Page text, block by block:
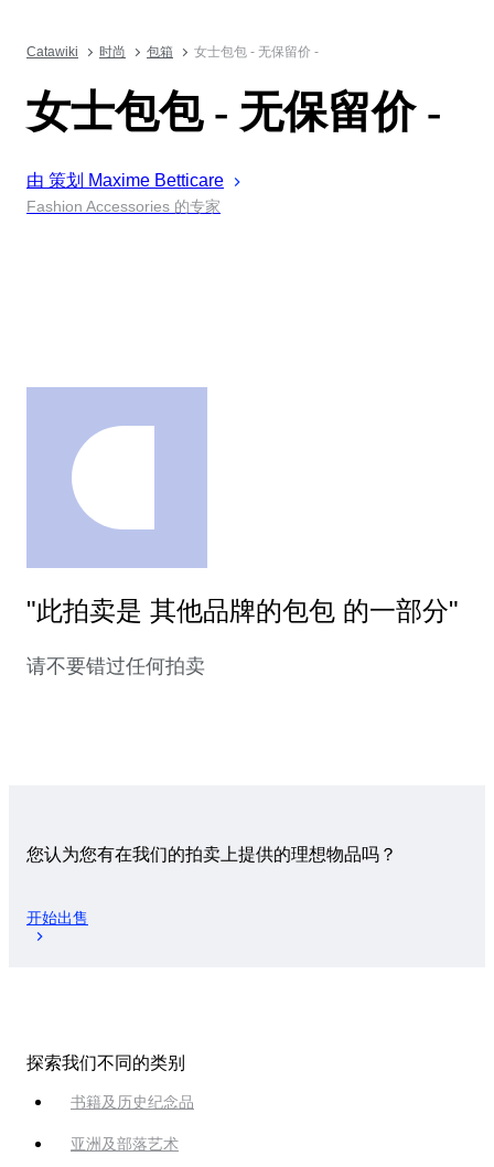
Catawiki 时尚 包箱 女士包包 - 无保留价 -
女士包包 - 无保留价 -
由 策划 Maxime Betticare
Fashion Accessories 的专家
"此拍卖是 其他品牌的包包 的一部分"
请不要错过任何拍卖
您认为您有在我们的拍卖上提供的理想物品吗？
开始出售
探索我们不同的类别
书籍及历史纪念品
亚洲及部落艺术